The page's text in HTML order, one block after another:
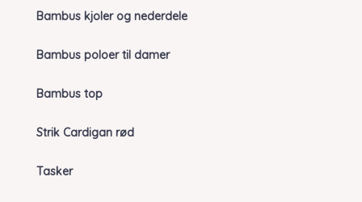
Bambus kjoler og nederdele
Bambus poloer til damer
Bambus top
Strik Cardigan rød
Tasker